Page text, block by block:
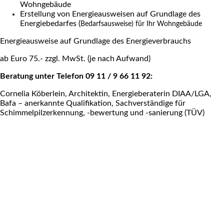
Wohngebäude
Erstellung von Energieausweisen auf Grundlage des
Energiebedarfes (Bedarfsausweise) für Ihr Wohngebäude
Energieausweise auf Grundlage des Energieverbrauchs
ab Euro 75.- zzgl. MwSt. (je nach Aufwand)
Beratung unter Telefon 09 11 / 9 66 11 92:
Cornelia Köberlein, Architektin, Energieberaterin DIAA/LGA,
Bafa – anerkannte Qualifikation, Sachverständige für
Schimmelpilzerkennung, -bewertung und -sanierung (TÜV)